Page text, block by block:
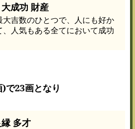
成功 財産
吉数のひとつで、人にも好か
人気もある全てにおいて成功
で23画となり
多才